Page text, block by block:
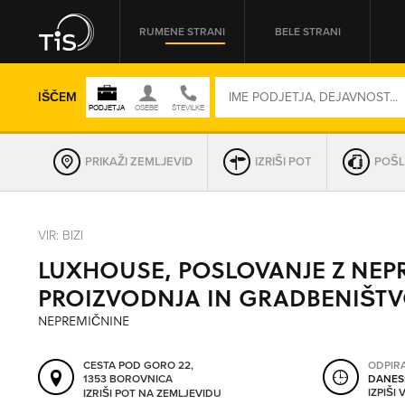
RUMENE STRANI BELE STRANI
IŠČEM
REGIJA
OMREŽNA ŠT.
PRIKAŽI ZEMLJEVID IZRIŠI POT
VIR: BIZI
LUXHOUSE, POSLOVANJE Z
PROIZVODNJA IN
NEPREMIČNINE
CESTA POD GORO 22,
1353 BOROVNICA
IZRIŠI POT NA ZEMLJEVIDU
IZPIŠI